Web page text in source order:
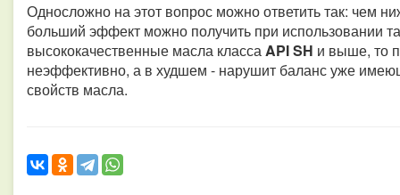
Односложно на этот вопрос можно ответить так: чем
больший эффект можно получить при использовании
высококачественные масла классаAPI SH и выше, то
неэффективно, а в худшем - нарушит баланс уже
свойств масла.